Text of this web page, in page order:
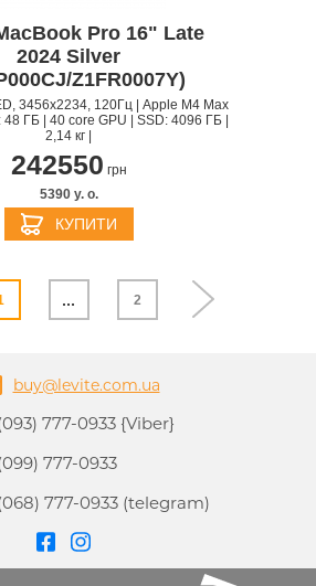
Pro 16" Late
2024 Silver
Z1FR0007Y)
3456x2234, 120Гц | Apple M4 Max
ГБ | 40 core GPU | SSD: 4096 ГБ |
2,14 кг |
242550 грн
5390 y. о.
КУПИТИ
... 2
buy@levite.com.ua
777-0933 {Viber}
777-0933
777-0933 (telegram)